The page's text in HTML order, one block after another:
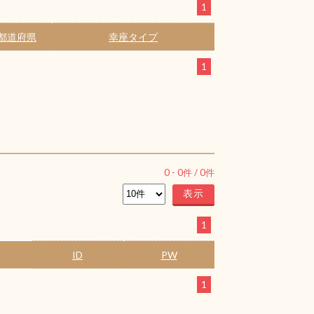
1
道府県 幸座タイプ
1
0 - 0件 /0件
1
ID PW
1